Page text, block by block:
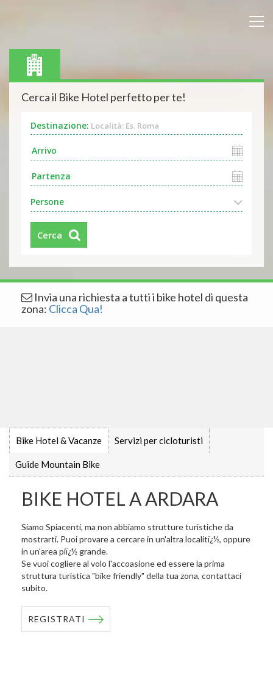
Cerca il Bike Hotel perfetto per te!
Destinazione: Località: Es. Roma
Persone
Cerca
Invia una richiesta a tutti i bike hotel di questa
zona: Clicca Qua!
Bike Hotel & Vacanze Servizi per cicloturisti
Guide Mountain Bike
BIKE HOTEL A ARDARA
Siamo Spiacenti, ma non abbiamo strutture turistiche da
mostrarti. Puoi provare a cercare in un'altra localitï¿½, oppure
in un'area piï¿½ grande.
Se vuoi cogliere al volo l'accoasione ed essere la prima
struttura turistica "bike friendly" della tua zona, contattaci
subito.
REGISTRATI